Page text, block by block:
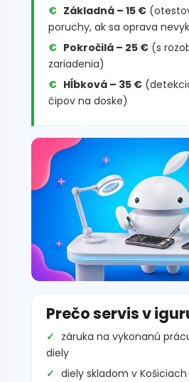
Základná – 15 €
poruchy, ak sa oprava
Pokročilá – 25 € (s
zariadenia)
Hĺbková – 35 €
čipov na doske)
Prečo servis v
záruka na vykonanú
diely
diely skladom v